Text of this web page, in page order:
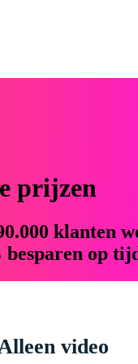
prijzen
klanten
op
video